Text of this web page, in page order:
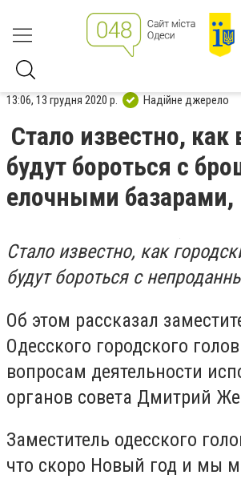
13:06, 13 грудня 2020 р. Надійне джерело
Стало известно, как
будут бороться с
елочными
Стало известно, как
будут бороться с
Об этом рассказал
Одесского городского
вопросам деятельности
органов совета Дмитрий
Заместитель одесского
что скоро Новый год и мы